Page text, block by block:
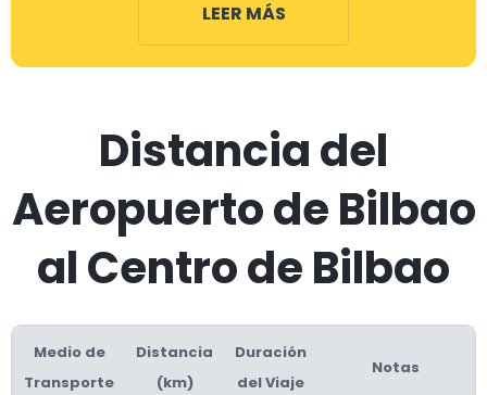
LEER MÁS
Distancia del
Aeropuerto de Bilbao
al Centro de Bilbao
Medio de
Transporte
Distancia
(km)
Duración
del Viaje
Notas